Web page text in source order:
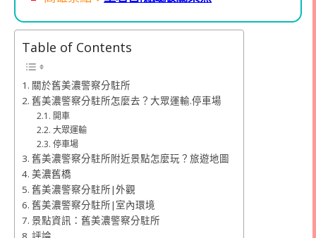
Table of Contents
關於舊美濃警察分駐所
舊美濃警察分駐所怎麼去？大眾運輸.停車場
開車
大眾運輸
停車場
舊美濃警察分駐所附近景點怎麼玩？旅遊地圖
美濃舊橋
舊美濃警察分駐所|外觀
舊美濃警察分駐所|室內環境
景點資訊：舊美濃警察分駐所